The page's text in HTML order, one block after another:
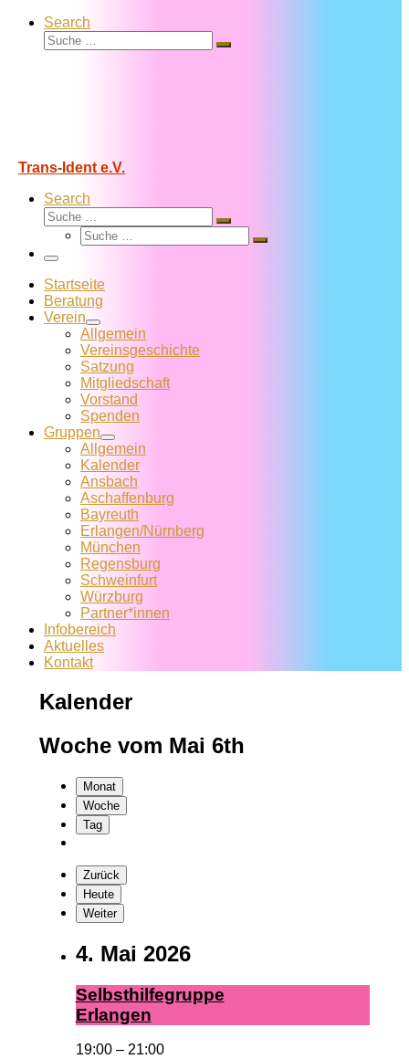
Search
Suche
Suche
Trans-Ident e.V.
Search
Suche
Suche
Suche
Suche
Menü
Startseite
Beratung
Verein
Allgemein
Vereins­geschichte
Satzung
Mitglied­schaft
Vorstand
Spenden
Gruppen
Allgemein
Kalender
Ansbach
Aschaffenburg
Bayreuth
Erlangen/Nürnberg
München
Regensburg
Schweinfurt
Würzburg
Partner*innen
Infobereich
Aktuelles
Kontakt
Kalender
Woche vom Mai 6th
Monat
Woche
Tag
Zurück
Heute
Weiter
4. Mai 2026
Selbst­hil­fe­grup­pe
Er­lan­gen
19:00 – 21:00